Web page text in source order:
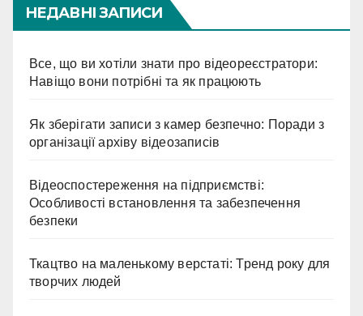
НЕДАВНІ ЗАПИСИ
Все, що ви хотіли знати про відеореєстратори:
Навіщо вони потрібні та як працюють
Як зберігати записи з камер безпечно: Поради з
організації архіву відеозаписів
Відеоспостереження на підприємстві:
Особливості встановлення та забезпечення
безпеки
Ткацтво на маленькому верстаті: Тренд року для
творчих людей